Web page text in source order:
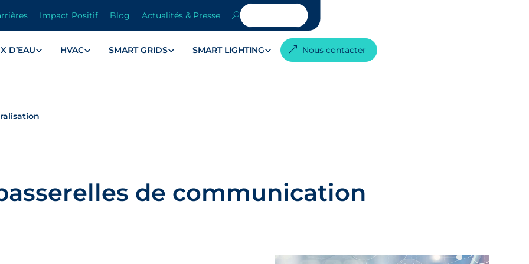
D’EAU HVAC SMART GRIDS SMART LIGHTING
Impact Positif Blog Actualités & Presse
Nous contacter
de communication